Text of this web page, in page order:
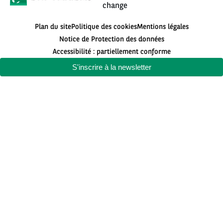
S'inscrire à la newsletter
change
Plan du sitePolitique des cookiesMentions légales
Notice de Protection des données
Accessibilité : partiellement conforme